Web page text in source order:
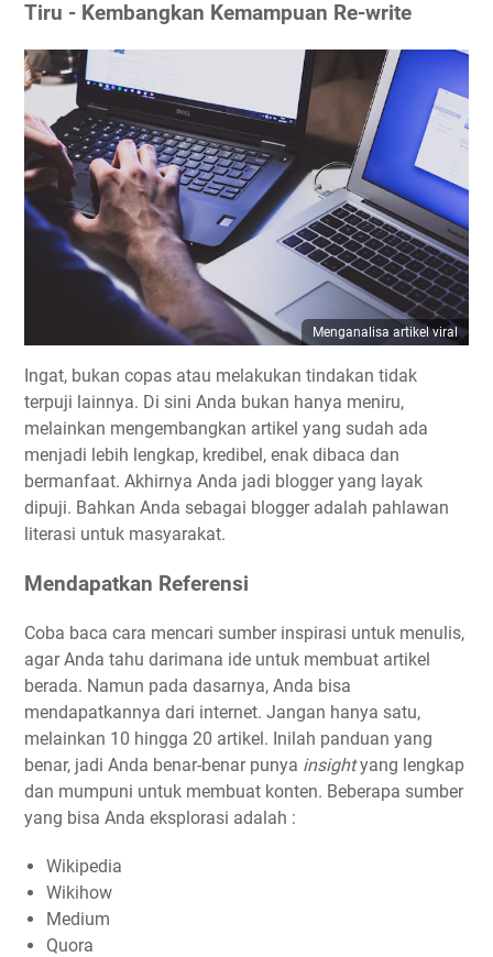
Tiru - Kembangkan Kemampuan Re-write
Menganalisa artikel viral
Ingat, bukan copas atau melakukan tindakan tidak
terpuji lainnya. Di sini Anda bukan hanya meniru,
melainkan mengembangkan artikel yang sudah ada
menjadi lebih lengkap, kredibel, enak dibaca dan
bermanfaat. Akhirnya Anda jadi blogger yang layak
dipuji. Bahkan Anda sebagai blogger adalah pahlawan
literasi untuk masyarakat.
Mendapatkan Referensi
Coba baca cara mencari sumber inspirasi untuk menulis,
agar Anda tahu darimana ide untuk membuat artikel
berada. Namun pada dasarnya, Anda bisa
mendapatkannya dari internet. Jangan hanya satu,
melainkan 10 hingga 20 artikel. Inilah panduan yang
benar, jadi Anda benar-benar punya insightyang lengkap
dan mumpuni untuk membuat konten. Beberapa sumber
yang bisa Anda eksplorasi adalah :
Wikipedia
Wikihow
Medium
Quora